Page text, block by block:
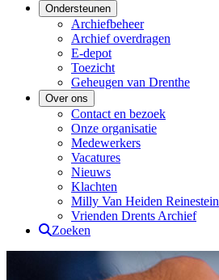
Ondersteunen
Archiefbeheer
Archief overdragen
E-depot
Toezicht
Geheugen van Drenthe
Over ons
Contact en bezoek
Onze organisatie
Medewerkers
Vacatures
Nieuws
Klachten
Milly Van Heiden Reinestein
Vrienden Drents Archief
Zoeken
Drents Archief